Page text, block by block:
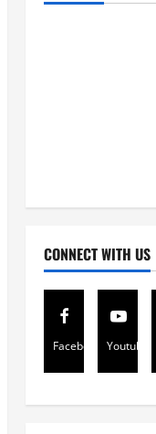
CONNECT WITH US
Facebook Youtube